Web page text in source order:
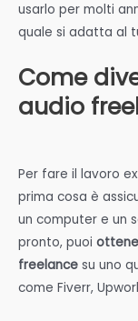
usarlo per molti
quale si adatta al
Come
audio
Per fare il lavoro
prima cosa è
un computer e un
pronto, puoi
freelance su uno
come Fiverr,